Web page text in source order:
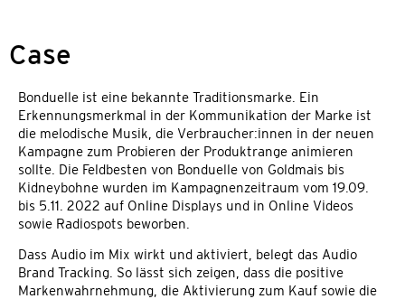
Case
Bonduelle ist eine bekannte Traditionsmarke. Ein
Erkennungsmerkmal in der Kommunikation der Marke ist
die melodische Musik, die Verbraucher:innen in der neuen
Kampagne zum Probieren der Produktrange animieren
sollte. Die Feldbesten von Bonduelle von Goldmais bis
Kidneybohne wurden im Kampagnenzeitraum vom 19.09.
bis 5.11. 2022 auf Online Displays und in Online Videos
sowie Radiospots beworben.
Dass Audio im Mix wirkt und aktiviert, belegt das Audio
Brand Tracking. So lässt sich zeigen, dass die positive
Markenwahrnehmung, die Aktivierung zum Kauf sowie die